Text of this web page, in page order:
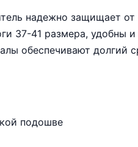
надежно защищает
37-41 размера, удобны
обеспечивают долгий
подошве